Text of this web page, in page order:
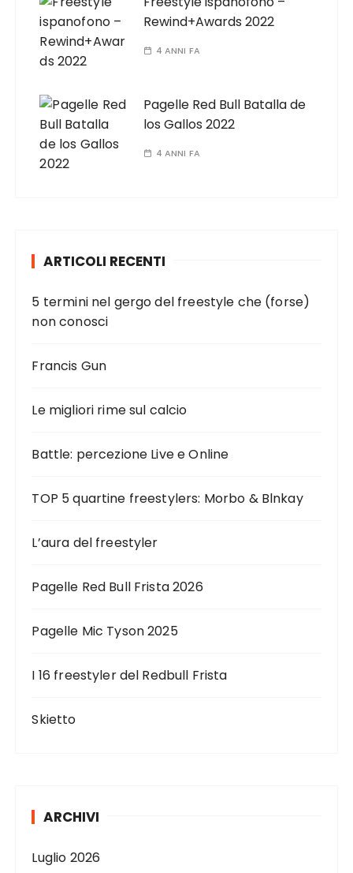
Rewind+Awards 2022
4 ANNI FA
Pagelle Red Bull Batalla de
los Gallos 2022
4 ANNI FA
ARTICOLI RECENTI
5 termini nel gergo del freestyle che (forse)
non conosci
Francis Gun
Le migliori rime sul calcio
Battle: percezione Live e Online
TOP 5 quartine freestylers: Morbo & Blnkay
L’aura del freestyler
Pagelle Red Bull Frista 2026
Pagelle Mic Tyson 2025
I 16 freestyler del Redbull Frista
Skietto
ARCHIVI
Luglio 2026